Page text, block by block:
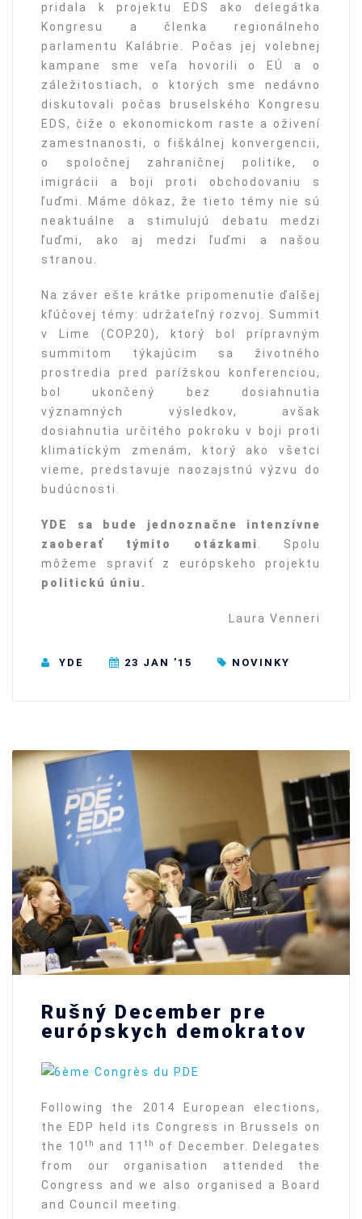
pridala k projektu EDS ako delegátka
Kongresu a členka regionálneho
parlamentu Kalábrie. Počas jej volebnej
kampane sme veľa hovorili o EÚ a o
záležitostiach, o ktorých sme nedávno
diskutovali počas bruselského Kongresu
EDS, čiže o ekonomickom raste a oživení
zamestnanosti, o fiškálnej konvergencii,
o spoločnej zahraničnej politike, o
imigrácii a boji proti obchodovaniu s
ľuďmi. Máme dôkaz, že tieto témy nie sú
neaktuálne a stimulujú debatu medzi
ľuďmi, ako aj medzi ľuďmi a našou
stranou.
Na záver ešte krátke pripomenutie ďalšej
kľúčovej témy: udržateľný rozvoj. Summit
v Lime (COP20), ktorý bol prípravným
summitom týkajúcim sa životného
prostredia pred parížskou konferenciou,
bol ukončený bez dosiahnutia
významných výsledkov, avšak
dosiahnutia určitého pokroku v boji proti
klimatickým zmenám, ktorý ako všetci
vieme, predstavuje naozajstnú výzvu do
budúcnosti.
YDE sa bude jednoznačne intenzívne
zaoberať týmito otázkami
. Spolu
môžeme spraviť z európskeho projektu
politickú úniu.
Laura Venneri
YDE 23 JAN ’15 NOVINKY
Rušný December pre
európskych demokratov
Following the 2014 European elections,
the EDP held its Congress in Brussels on
the 10 th and 11 th
of December. Delegates
from our organisation attended the
Congress and we also organised a Board
and Council meeting.